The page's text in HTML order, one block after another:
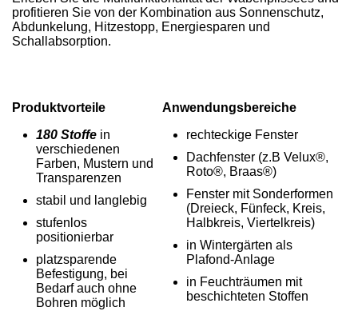
profitieren Sie von der Kombination aus Sonnenschutz,
Abdunkelung, Hitzestopp, Energiesparen und
Schallabsorption.
Produktvorteile
180 Stoffe in
verschiedenen
Farben, Mustern und
Transparenzen
stabil und langlebig
stufenlos
positionierbar
platzsparende
Befestigung, bei
Bedarf auch ohne
Bohren möglich
Anwendungsbereiche
rechteckige Fenster
Dachfenster (z.B Velux®,
Roto®, Braas®)
Fenster mit Sonderformen
(Dreieck, Fünfeck, Kreis,
Halbkreis, Viertelkreis)
in Wintergärten als
Plafond-Anlage
in Feuchträumen mit
beschichteten Stoffen